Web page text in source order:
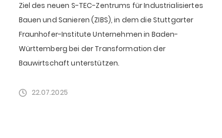
Ziel des neuen S-TEC-Zentrums für Industrialisiertes
Bauen und Sanieren (ZIBS), in dem die Stuttgarter
Fraunhofer-Institute Unternehmen in Baden-
Württemberg bei der Transformation der
Bauwirtschaft unterstützen.
22.07.2025